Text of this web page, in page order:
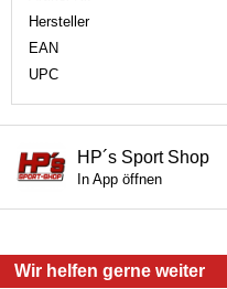
Hersteller
EAN
UPC
HP´s Sport Shop
In App öffnen
Wir helfen gerne weiter